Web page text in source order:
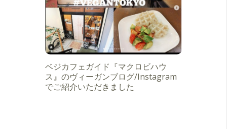
ベジカフェガイド『マクロビハウ
ス』のヴィーガンブログ/Instagram
でご紹介いただきました